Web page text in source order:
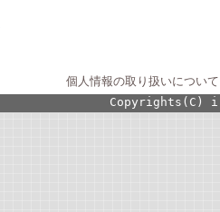
個人情報の取り扱いについて
Copyrights(C)